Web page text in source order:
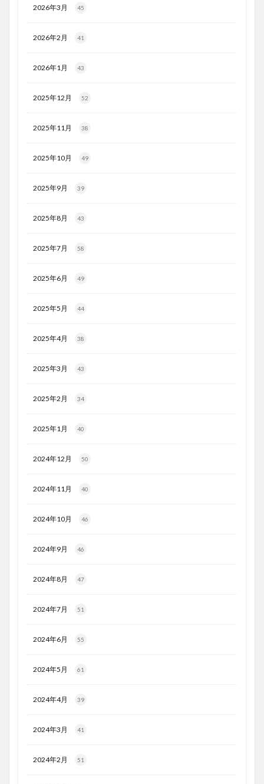
2026年3月 45
2026年2月 41
2026年1月 43
2025年12月 52
2025年11月 38
2025年10月 49
2025年9月 39
2025年8月 43
2025年7月 58
2025年6月 49
2025年5月 44
2025年4月 38
2025年3月 43
2025年2月 34
2025年1月 40
2024年12月 50
2024年11月 40
2024年10月 46
2024年9月 46
2024年8月 47
2024年7月 51
2024年6月 55
2024年5月 61
2024年4月 39
2024年3月 41
2024年2月 51